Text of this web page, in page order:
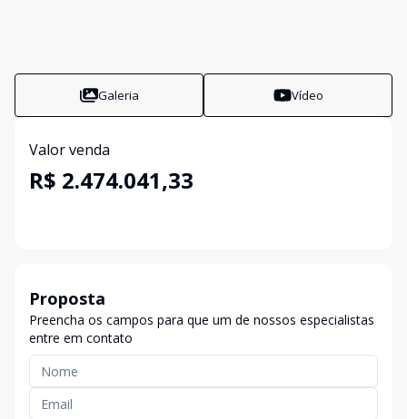
Galeria Vídeo
Valor venda
R$ 2.474.041,33
Proposta
Preencha os campos para que um de nossos especialistas
entre em contato